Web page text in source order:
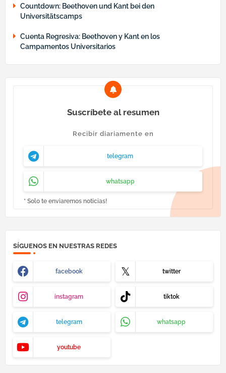
Countdown: Beethoven und Kant bei den
Universitätscamps
Cuenta Regresiva: Beethoven y Kant en los
Campamentos Universitarios
Suscríbete al resumen
Recibir diariamente en
telegram
whatsapp
* Solo te enviaremos noticias!
SÍGUENOS EN NUESTRAS REDES
facebook twitter
instagram tiktok
telegram whatsapp
youtube